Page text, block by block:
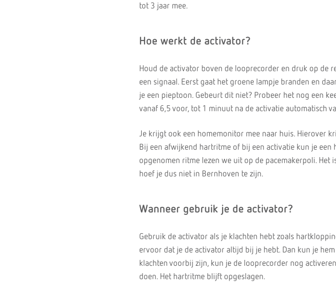
tot 3 jaar mee.
Hoe werkt de activator?
Houd de activator boven de looprecorder en druk op de
een signaal. Eerst gaat het groene lampje branden en
je een pieptoon. Gebeurt dit niet? Probeer het nog een
vanaf 6,5 voor, tot 1 minuut na de activatie automatisch
Je krijgt ook een homemonitor mee naar huis. Hierover
Bij een afwijkend hartritme of bij een activatie kun je een
opgenomen ritme lezen we uit op de pacemakerpoli. Het
hoef je dus niet in Bernhoven te zijn.
Wanneer gebruik je de activator?
Gebruik de activator als je klachten hebt zoals
ervoor dat je de activator altijd bij je hebt. Dan kun je
klachten voorbij zijn, kun je de looprecorder nog
doen. Het hartritme blijft opgeslagen.